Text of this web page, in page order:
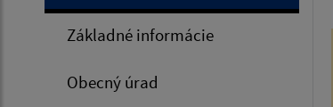
Základné informácie
Obecný úrad